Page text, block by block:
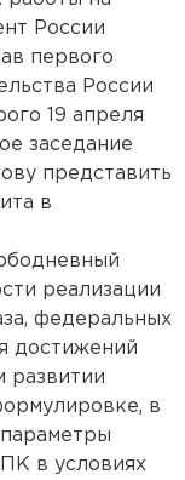
России
первого
России
19 апреля
заседание
представить
в
реализации
федеральных
достижений
развитии
в
в условиях